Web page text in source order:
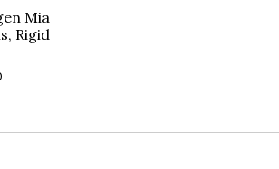
Mia
Rigid